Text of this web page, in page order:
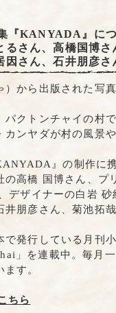
『KANYADA』に
るさん、高橋国博
因さん、石井朋彦
）から出版された写
パクトンチャイの村
カンヤダが村の風景
』の制作に
の高橋 国博さん、プ
デザイナーの白岩
井朋彦さん、菊池拓
で発行している月刊
」を連載中。毎月
す。
ちら